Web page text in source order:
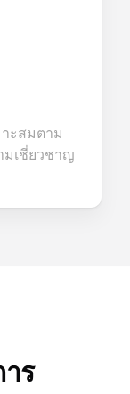
ะสมตาม
เชี่ยวชาญ
ร